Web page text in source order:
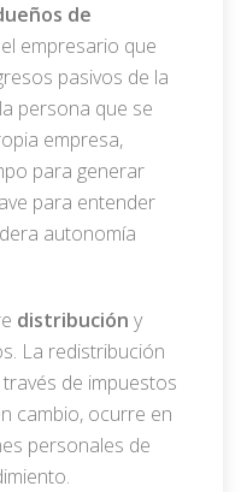
de
empresario que
pasivos de la
persona que se
empresa,
para generar
para entender
autonomía
distribución y
La redistribución
de impuestos
cambio, ocurre en
personales de